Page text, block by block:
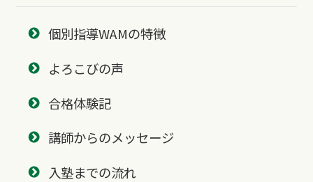
個別指導WAMの特徴
よろこびの声
合格体験記
講師からのメッセージ
入塾までの流れ